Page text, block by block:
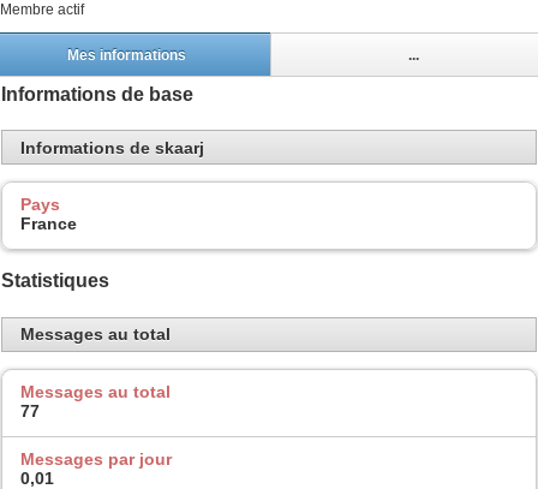
Membre actif
Mes informations ...
Informations de base
Informations de skaarj
Pays
France
Statistiques
Messages au total
Messages au total
77
Messages par jour
0,01